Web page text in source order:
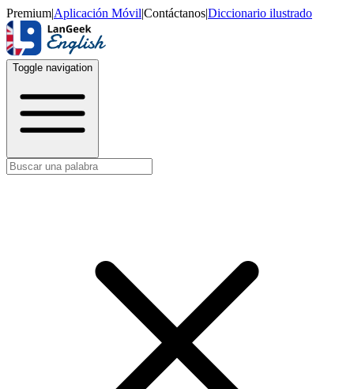
Premium|Aplicación Móvil|Contáctanos|Diccionario ilustrado
Toggle navigation